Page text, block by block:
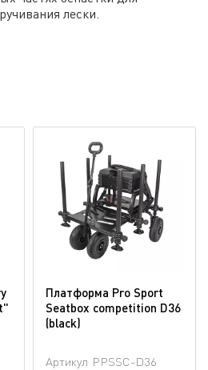
лески.
Платформа Pro Sport
Seatbox competition D36
(blaсk)
Артикул PPSSC-D36